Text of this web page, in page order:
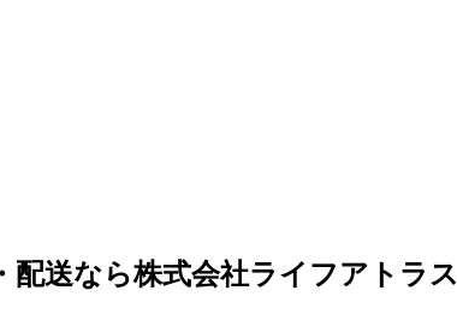
送なら株式会社ライフアトラス